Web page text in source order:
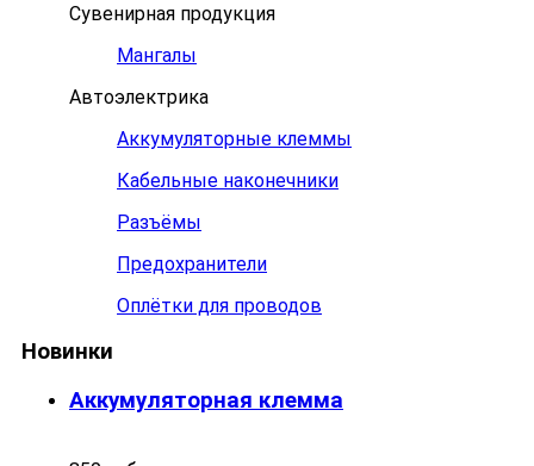
Сувенирная продукция
Мангалы
Автоэлектрика
Аккумуляторные клеммы
Кабельные наконечники
Разъёмы
Предохранители
Оплётки для проводов
Новинки
Аккумуляторная клемма